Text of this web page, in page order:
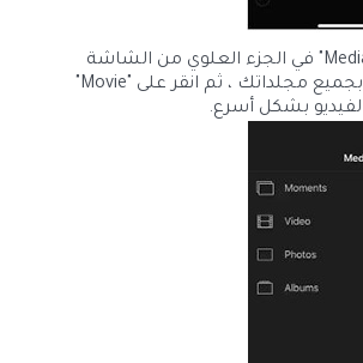
اضغط على "Media" في الجزء العلوي من الشاشة
لعرض قائمة بجميع مجلداتك ، ثم انقر على "Movie"
بشكل أسرع.